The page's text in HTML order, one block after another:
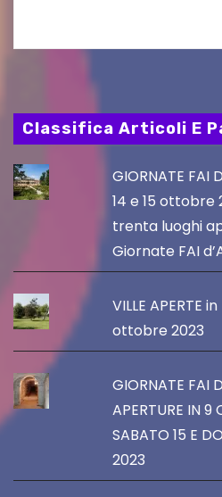
Classifica Articoli E
GIORNATE FAI
14 e 15 ottobre
trenta luoghi
Giornate FAI
VILLE APERTE
ottobre 2023
GIORNATE FAI
APERTURE IN 9
SABATO 15 E
2023